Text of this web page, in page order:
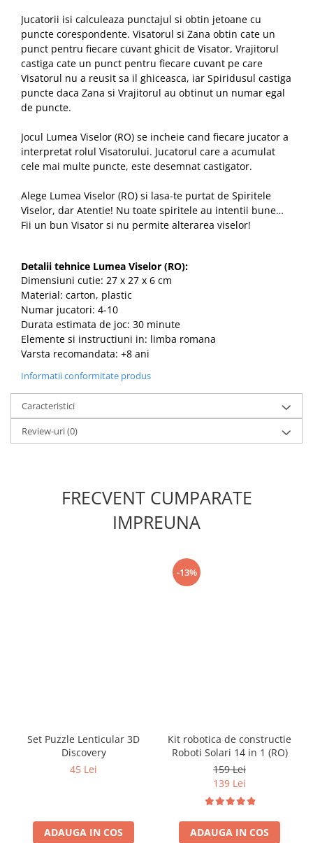
Jucatorii isi calculeaza punctajul si obtin jetoane cu
puncte corespondente. Visatorul si Zana obtin cate un
punct pentru fiecare cuvant ghicit de Visator, Vrajitorul
castiga cate un punct pentru fiecare cuvant pe care
Visatorul nu a reusit sa il ghiceasca, iar Spiridusul castiga
puncte daca Zana si Vrajitorul au obtinut un numar egal
de puncte.
Jocul Lumea Viselor (RO) se incheie cand fiecare jucator a
interpretat rolul Visatorului. Jucatorul care a acumulat
cele mai multe puncte, este desemnat castigator.
Alege Lumea Viselor (RO) si lasa-te purtat de Spiritele
Viselor, dar Atentie! Nu toate spiritele au intentii bune…
Fii un bun Visator si nu permite alterarea viselor!
Detalii tehnice Lumea Viselor (RO):
Dimensiuni cutie: 27 x 27 x 6 cm
Material: carton, plastic
Numar jucatori: 4-10
Durata estimata de joc: 30 minute
Elemente si instructiuni in: limba romana
Varsta recomandata: +8 ani
Informatii conformitate produs
Caracteristici
Review-uri(0)
FRECVENT CUMPARATE
IMPREUNA
Set Puzzle Lenticular 3D
Discovery
45 Lei
ADAUGA IN COS
-13%
Kit robotica de constructie
Roboti Solari 14 in 1 (RO)
159 Lei
139 Lei
ADAUGA IN COS